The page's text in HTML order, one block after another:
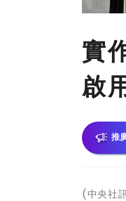
實
啟
推
(中央社